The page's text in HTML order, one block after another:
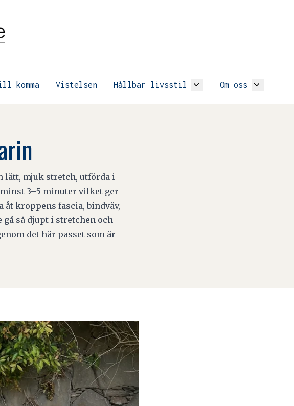
komma Vistelsen Hållbar livsstil Om oss
lätt, mjuk stretch, utförda i
3–5 minuter vilket ger
åt kroppens fascia, bindväv,
så djupt i stretchen och
det här passet som är